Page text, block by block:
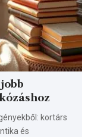
kortárs
és